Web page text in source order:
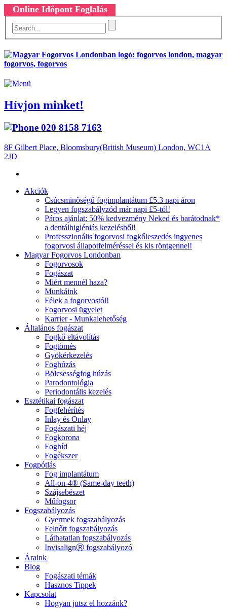
Online Időpont Foglalás
Hívjon minket!
020 8158 7163
8F Gilbert Place, Bloomsbury(British Museum) London, WC1A
2JD
Akciók
Csúcsminőségű fogimplantátum £5.3 napi áron
Legyen fogszabályzód már napi £5-tól!
Páros ajánlat: 50% kedvezmény Neked és barátodnak*
a dentálhigiéniás kezelésből!
Professzionális fogorvosi fogkőleszedés ingyenes
fogorvosi állapotfelméréssel és kis röntgennel!
Magyar Fogorvos Londonban
Fogorvosok
Fogászat
Miért mennél haza?
Munkáink
Félek a fogorvostól!
Fogorvosi ügyelet
Karrier - Munkalehetőség
Általános fogászat
Fogkő eltávolítás
Fogtömés
Gyökérkezelés
Foghúzás
Bölcsességfog húzás
Parodontológia
Periodontális kezelés
Esztétikai fogászat
Fogfehérítés
Inlay és Onlay
Fogászati héj
Fogkorona
Foghíd
Fogékszer
Fogpótlás
Fog implantátum
All-on-4® (Same-day teeth)
Szájsebészet
Műfogsor
Fogszabályozás
Gyermek fogszabályozás
Felnőtt fogszabályozás
Láthatatlan fogszabályozás
InvisalignⓇ fogszabályozó
Áraink
Blog
Fogászati témák
Hasznos Tippek
Kapcsolat
Hogyan jutsz el hozzánk?